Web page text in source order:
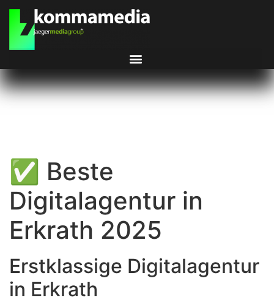
✅ Beste
Digitalagentur in
Erkrath 2025
Erstklassige Digitalagentur
in Erkrath